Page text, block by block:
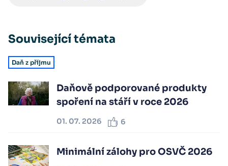
Související témata
Daň z příjmu
Daňově podporované produkty
spoření na stáří v roce 2026
01. 07. 2026 6
Minimální zálohy pro OSVČ 2026